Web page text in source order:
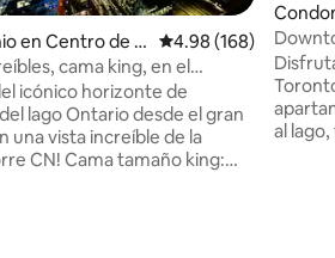
en Centro de T
Calificación
4.98 (168)
cama king, en el
Toronto!
icónico horizonte de
lago Ontario desde el gran
una vista increíble de la
CN! Cama tamaño king:
oronto
al